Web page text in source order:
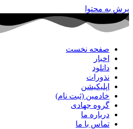
پرش به محتوا
صفحه نخست
اخبار
دانلود
نذورات
اپلیکیشن
خادمین (ثبت نام)
گروه جهادی
درباره ما
تماس با ما